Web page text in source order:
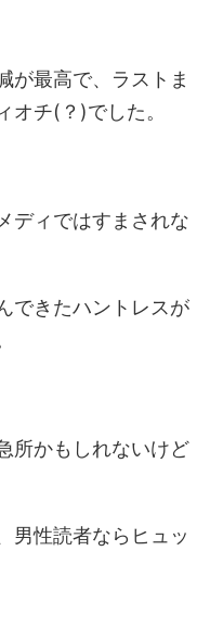
が最高で、ラストま
オチ(？)でした。
ディではすまされな
できたハントレスが
所かもしれないけど
男性読者ならヒュッ